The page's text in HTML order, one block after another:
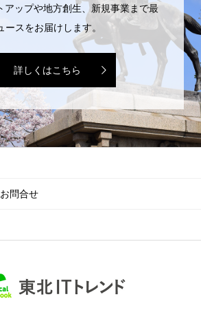
アップや地方創生、新規事業まで最
ースをお届けします。
詳しくはこちら
問合せ